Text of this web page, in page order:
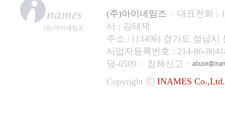
(주)아이네임즈
대표전화 :
사 : 김태제
주소 : (13496) 경기도 성남
사업자등록번호 : 214-86-
당-0509
침해신고 :
Copyright ⓒ INAMES Co.,Ltd.